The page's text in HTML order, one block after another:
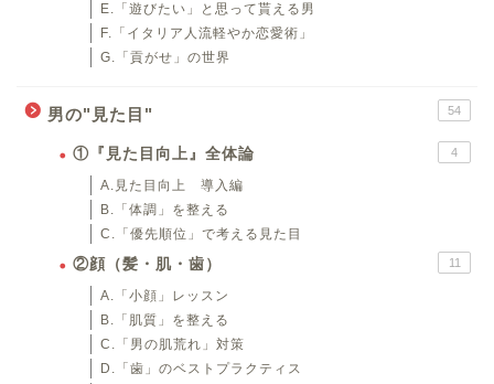
E.「遊びたい」と思って貰える男
F.「イタリア人流軽やか恋愛術」
G.「貢がせ」の世界
男の"見た目" 54
①『見た目向上』全体論 4
A.見た目向上 導入編
B.「体調」を整える
C.「優先順位」で考える見た目
②顔（髪・肌・歯） 11
A.「小顔」レッスン
B.「肌質」を整える
C.「男の肌荒れ」対策
D.「歯」のベストプラクティス